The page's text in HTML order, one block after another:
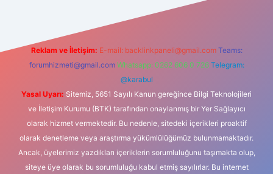
Reklam ve İletişim: E-mail: backlinkpaneli@gmail.com Teams:
forumhizmeti@gmail.com Whatsapp: 0262 606 0 726 Telegram:
@karabul
Yasal Uyarı: Sitemiz, 5651 Sayılı Kanun gereğince Bilgi Teknolojileri
ve İletişim Kurumu (BTK) tarafından onaylanmış bir Yer Sağlayıcı
olarak hizmet vermektedir. Bu nedenle, sitedeki içerikleri proaktif
olarak denetleme veya araştırma yükümlülüğümüz bulunmamaktadır.
Ancak, üyelerimiz yazdıkları içeriklerin sorumluluğunu taşımakta olup,
siteye üye olarak bu sorumluluğu kabul etmiş sayılırlar. Bu internet